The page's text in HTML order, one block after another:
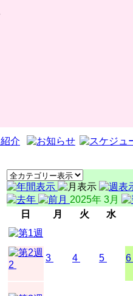
2025年 3月
日
月 火 水
2
3 4 5 6